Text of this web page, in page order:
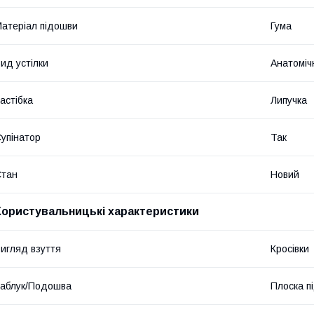
підошви Гума
устілки
Липучка
Так
Новий
характеристики
взуття Кросівки
Подошва Плоска